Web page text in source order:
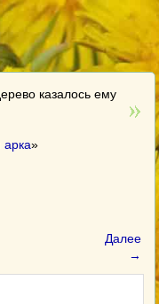
казалось ему
»
Далее
→